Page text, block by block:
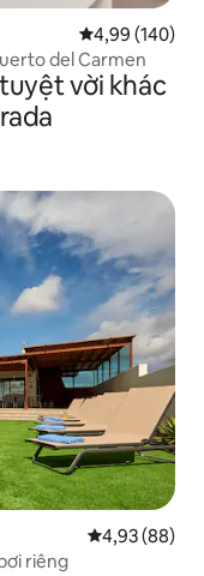
Xếp hạng
4,99 (140)
del Carmen
vời khác
Xếp hạng
4,93 (88)
riêng